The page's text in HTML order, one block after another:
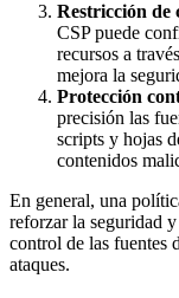
Restricción de
CSP puede
recursos a
mejora la
Protección
precisión las
scripts y hojas
contenidos
En general, una
reforzar la seguridad
control de las fuentes
ataques.